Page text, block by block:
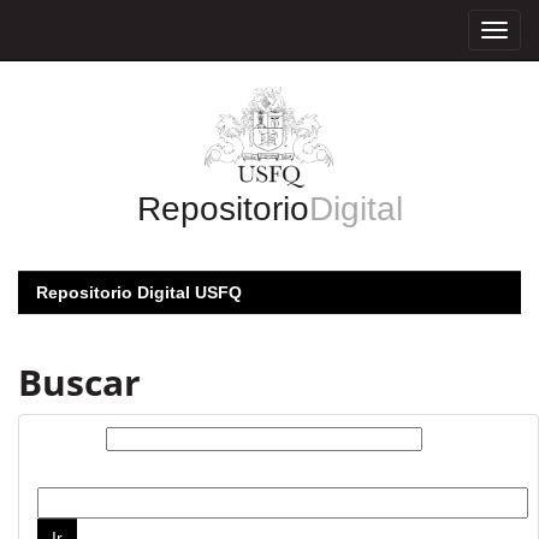
RepositorioDigital
Repositorio Digital USFQ
Buscar